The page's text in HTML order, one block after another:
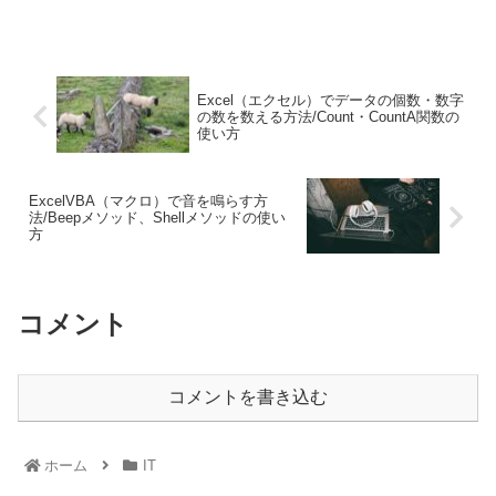
Excel（エクセル）でデータの個数・数字
の数を数える方法/Count・CountA関数の
使い方
ExcelVBA（マクロ）で音を鳴らす方
法/Beepメソッド、Shellメソッドの使い
方
コメント
コメントを書き込む
ホーム IT